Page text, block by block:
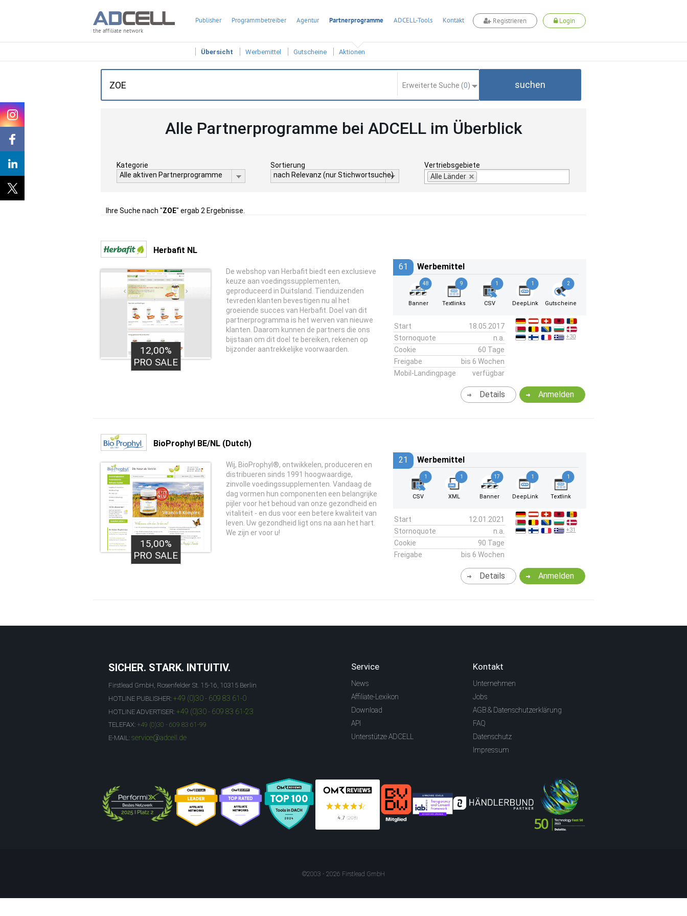
the affiliate network
Publisher Programmbetreiber Agentur Partnerprogramme ADCELL-Tools Kontakt Registrieren Login
Übersicht Werbemittel Gutscheine Aktionen
Erweiterte Suche (0) suchen
Alle Partnerprogramme bei ADCELL im Überblick
Kategorie
Alle aktiven Partnerprogramme
Sortierung
nach Relevanz (nur Stichwortsuche)
Vertriebsgebiete
Alle Länder
Ihre Suche nach "ZOE" ergab 2 Ergebnisse.
Herbafit NL
12,00%
PRO SALE
De webshop van Herbafit biedt een exclusieve
keuze aan voedingssupplementen,
geproduceerd in Duitsland. Tienduizenden
tevreden klanten bevestigen nu al het
groeiende succes van Herbafit. Doel van dit
partnerprogramma is het werven van nieuwe
klanten. Daarom kunnen de partners die ons
bijstaan om dit doel te bereiken, rekenen op
bijzonder aantrekkelijke voorwaarden.
61 Werbemittel
48
Banner
9
Textlinks
1
CSV
1
DeepLink
2
Gutscheine
Start
18.05.2017
Stornoquote
n.a.
Cookie
60 Tage
Freigabe
bis 6 Wochen
Mobil-Landingpage
verfügbar
+30
Anmelden
Details
BioProphyl BE/NL (Dutch)
15,00%
PRO SALE
Wij, BioProphyl®, ontwikkelen, produceren en
distribueren sinds 1991 hoogwaardige,
zinvolle voedingssupplementen. Vandaag de
dag vormen hun componenten een belangrijke
pijler voor het behoud van onze gezondheid en
vitaliteit - en dus voor een betere kwaliteit van
leven. Uw gezondheid ligt ons na aan het hart.
We zijn er voor u!
21 Werbemittel
1
CSV
1
XML
17
Banner
1
DeepLink
1
Textlink
Start
12.01.2021
Stornoquote
n.a.
Cookie
90 Tage
Freigabe
bis 6 Wochen
+31
Anmelden
Details
SICHER. STARK. INTUITIV.
Firstlead GmbH, Rosenfelder St. 15-16, 10315 Berlin
HOTLINE PUBLISHER: +49 (0)30 - 609 83 61-0
HOTLINE ADVERTISER: +49 (0)30 - 609 83 61-23
TELEFAX: +49 (0)30 - 609 83 61-99
E-MAIL: service@adcell.de
Service
News
Affiliate-Lexikon
Download
API
Unterstütze ADCELL
Kontakt
Unternehmen
Jobs
AGB & Datenschutzerklärung
FAQ
Datenschutz
Impressum
©2003 - 2026 Firstlead GmbH